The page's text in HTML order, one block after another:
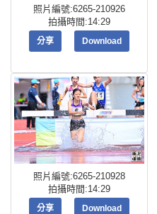
照片編號:6265-210926
拍攝時間:14:29
分享 Download
照片編號:6265-210928
拍攝時間:14:29
分享 Download